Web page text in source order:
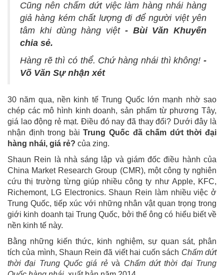
Cũng nên chấm dứt việc làm hàng nhái hàng
giả hàng kém chất lượng đi để người việt yên
tâm khi dùng hàng việt - Bùi Văn Khuyến
chia sẻ.
Hàng rẽ thì có thể. Chứ hàng nhái thì không! -
Võ Văn Sự nhận xét
30 năm qua, nền kinh tế Trung Quốc lớn mạnh nhờ sao
chép các mô hình kinh doanh, sản phẩm từ phương Tây,
giá lao động rẻ mạt. Điều đó nay đã thay đổi? Dưới đây là
nhận định trong bàiTrung Quốc đã chấm dứt thời đại
hàng nhái, giá rẻ? của zing.
Shaun Rein là nhà sáng lập và giám đốc điều hành của
China Market Research Group (CMR), một công ty nghiên
cứu thị trường từng giúp nhiều công ty như Apple, KFC,
Richemont, LG Electronics. Shaun Rein làm nhiều việc ở
Trung Quốc, tiếp xúc với những nhân vật quan trọng trong
giới kinh doanh tại Trung Quốc, bởi thế ông có hiểu biết về
nền kinh tế này.
Bằng những kiến thức, kinh nghiệm, sự quan sát, phân
tích của mình, Shaun Rein đã viết hai cuốn sách Chấm dứt
thời đại Trung Quốc giá rẻvà Chấm dứt thời đại Trung